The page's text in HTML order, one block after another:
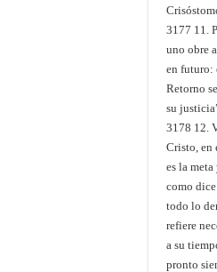
3177 11.
uno obre
en futuro:
Retorno
su
3178 12.
Cristo, en
es la
como
todo lo
refiere
a su
pronto